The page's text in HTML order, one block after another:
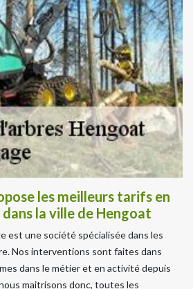
les meilleurs tarifs en
la ville de Hengoat
est une société spécialisée dans les
Nos interventions sont faites dans
dans le métier et en activité depuis
maitrisons donc, toutes les